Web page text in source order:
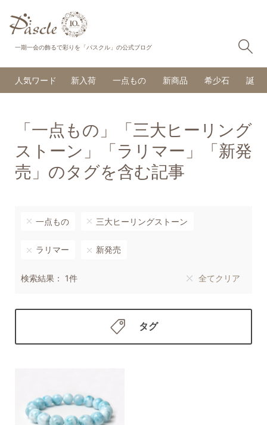
一期一会の飾るで彩りを「パスクル」の公式ブログ
人気ワード 新入荷 一点もの 新商品 希少石 誕生
「一点もの」「三大ヒーリング
ストーン」「ラリマー」「新発
売」のタグを含む記事
一点もの 三大ヒーリングストーン
ラリマー 新発売
検索結果： 1件 全てクリア
タグ